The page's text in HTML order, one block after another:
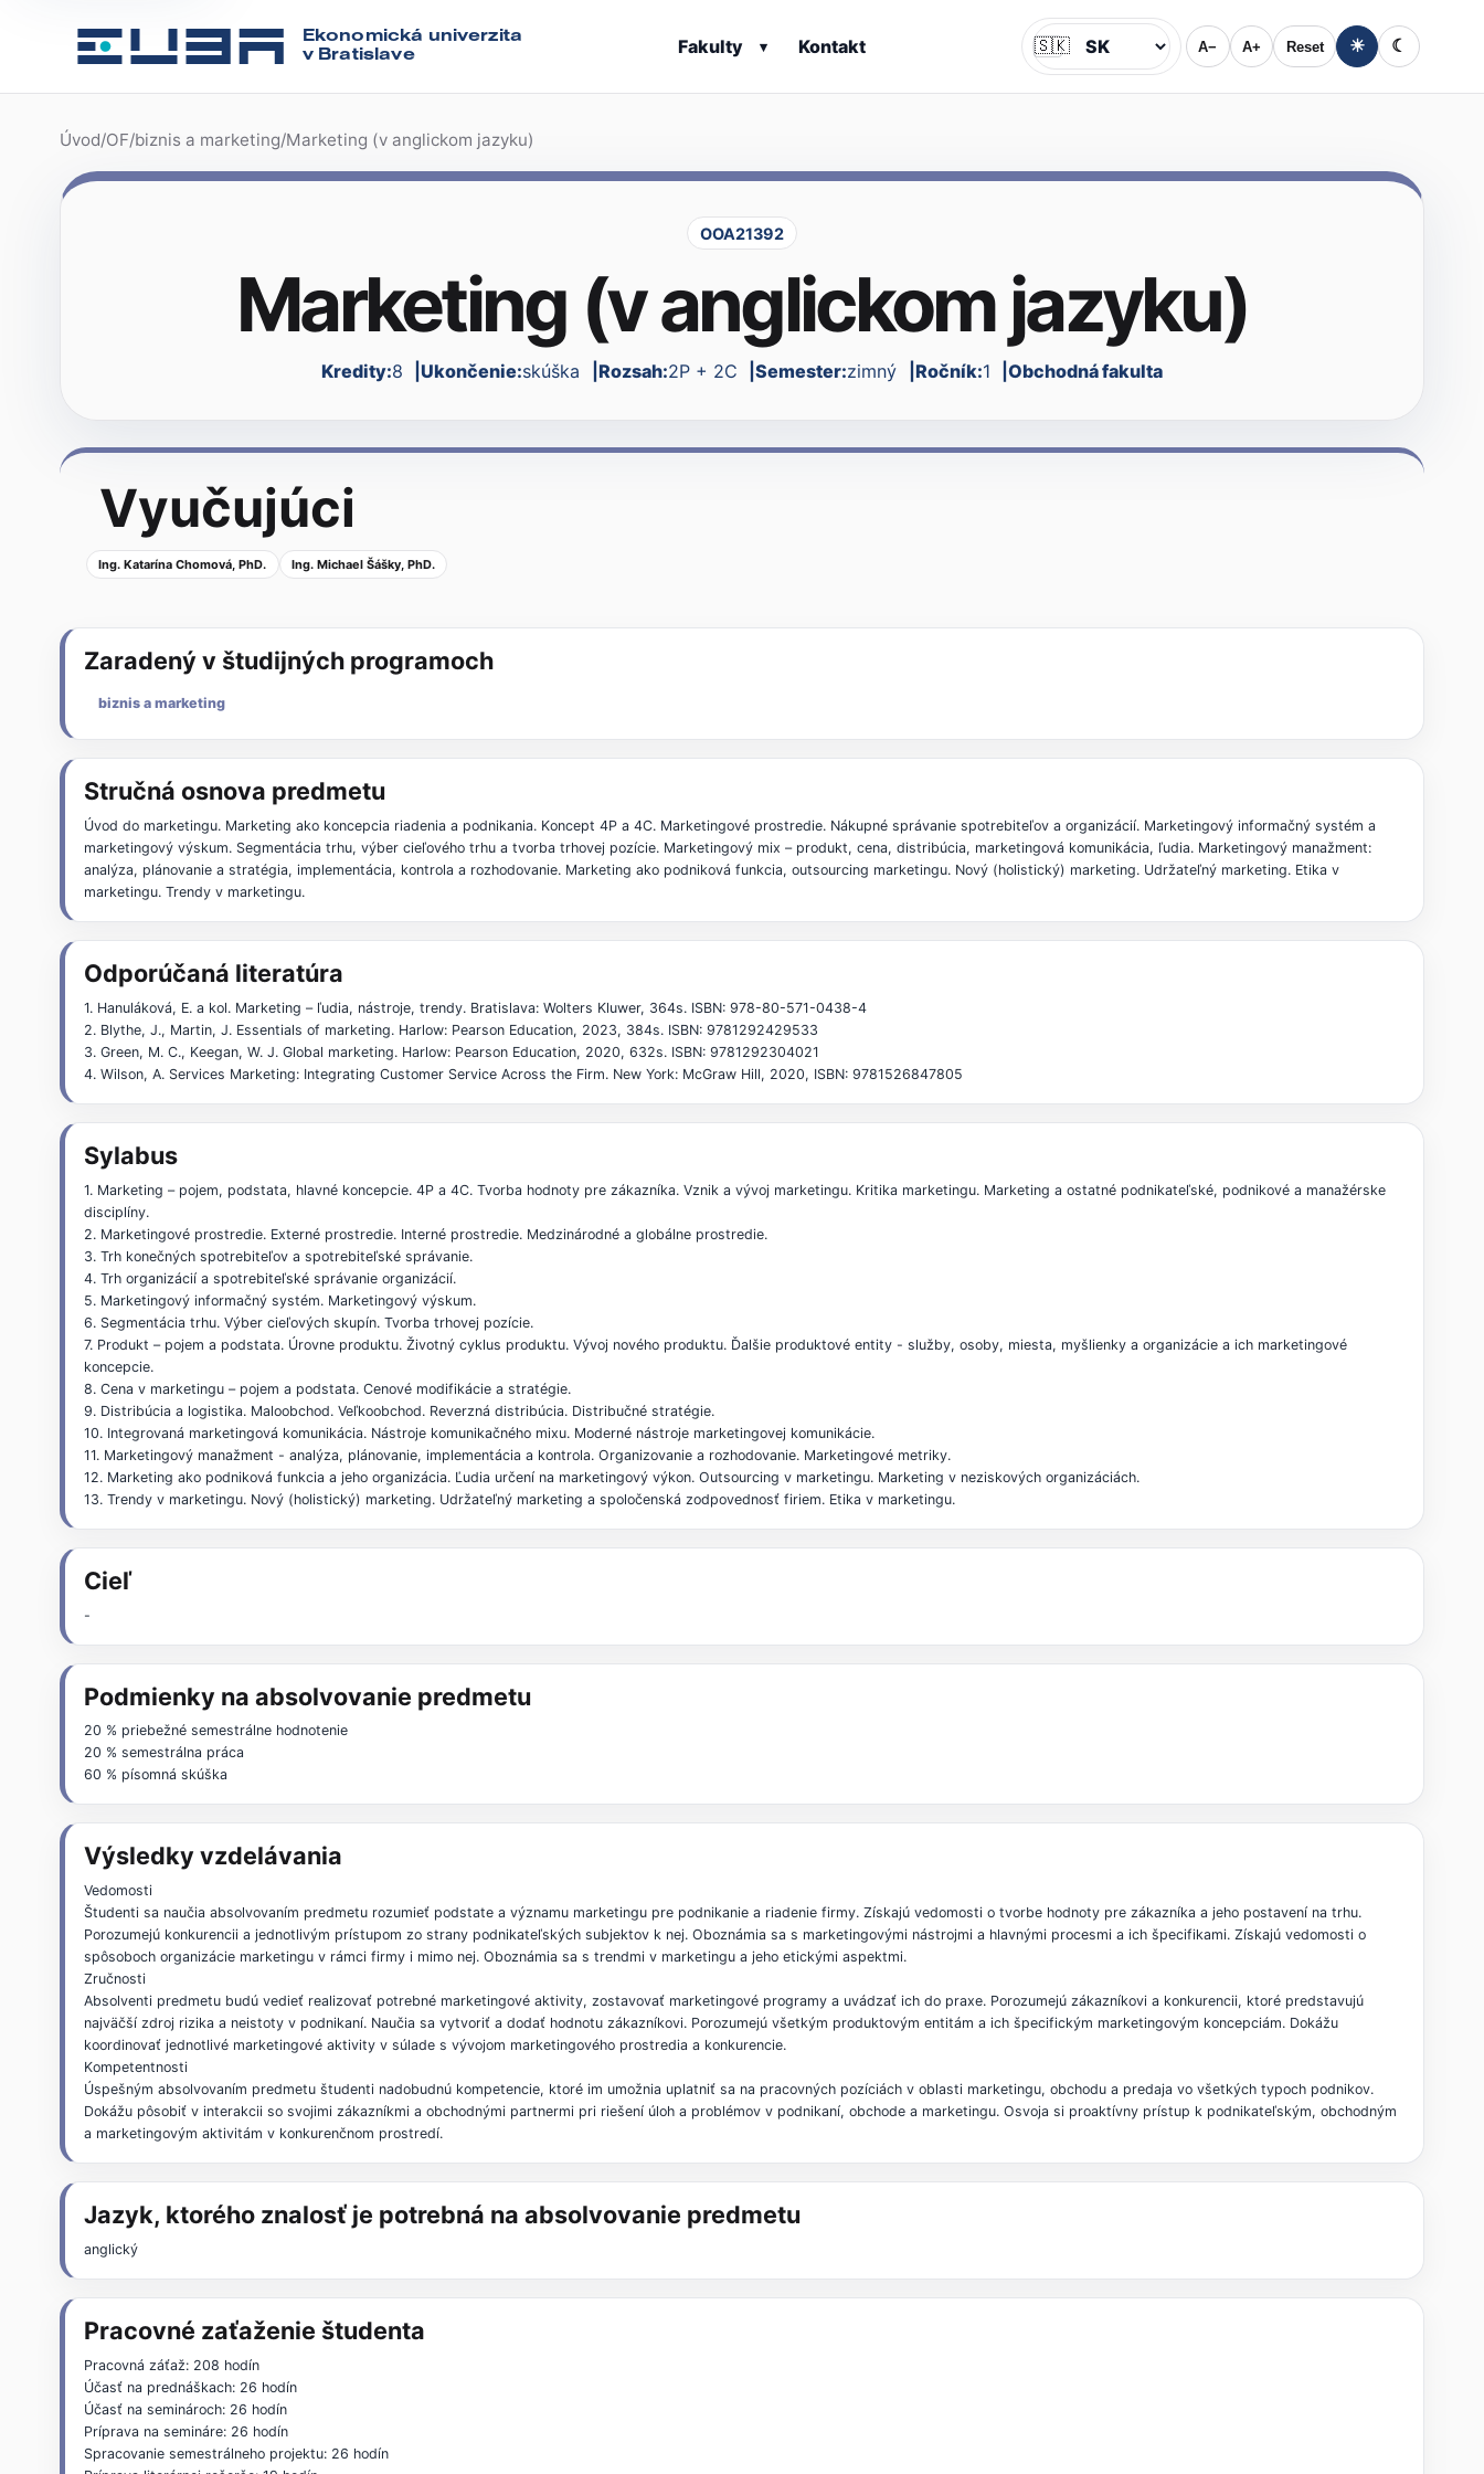
Ekonomická univerzita
v Bratislave
Fakulty ▾ Kontakt Jazyk
🇸🇰 A− A+ Reset ☀ ☾
Úvod/OF/biznis a marketing/Marketing (v anglickom jazyku)
OOA21392
Marketing (v anglickom jazyku)
Kredity:8 Ukončenie:skúška Rozsah:2P + 2C Semester:zimný Ročník:1 Obchodná fakulta
Vyučujúci
Ing. Katarína Chomová, PhD. Ing. Michael Šášky, PhD.
Zaradený v študijných programoch
biznis a marketing
Stručná osnova predmetu
Úvod do marketingu. Marketing ako koncepcia riadenia a podnikania. Koncept 4P a 4C. Marketingové prostredie. Nákupné správanie spotrebiteľov a organizácií. Marketingový informačný systém a
marketingový výskum. Segmentácia trhu, výber cieľového trhu a tvorba trhovej pozície. Marketingový mix – produkt, cena, distribúcia, marketingová komunikácia, ľudia. Marketingový manažment:
analýza, plánovanie a stratégia, implementácia, kontrola a rozhodovanie. Marketing ako podniková funkcia, outsourcing marketingu. Nový (holistický) marketing. Udržateľný marketing. Etika v
marketingu. Trendy v marketingu.
Odporúčaná literatúra
1. Hanuláková, E. a kol. Marketing – ľudia, nástroje, trendy. Bratislava: Wolters Kluwer, 364s. ISBN: 978-80-571-0438-4
2. Blythe, J., Martin, J. Essentials of marketing. Harlow: Pearson Education, 2023, 384s. ISBN: 9781292429533
3. Green, M. C., Keegan, W. J. Global marketing. Harlow: Pearson Education, 2020, 632s. ISBN: 9781292304021
4. Wilson, A. Services Marketing: Integrating Customer Service Across the Firm. New York: McGraw Hill, 2020, ISBN: 9781526847805
Sylabus
1. Marketing – pojem, podstata, hlavné koncepcie. 4P a 4C. Tvorba hodnoty pre zákazníka. Vznik a vývoj marketingu. Kritika marketingu. Marketing a ostatné podnikateľské, podnikové a manažérske
disciplíny.
2. Marketingové prostredie. Externé prostredie. Interné prostredie. Medzinárodné a globálne prostredie.
3. Trh konečných spotrebiteľov a spotrebiteľské správanie.
4. Trh organizácií a spotrebiteľské správanie organizácií.
5. Marketingový informačný systém. Marketingový výskum.
6. Segmentácia trhu. Výber cieľových skupín. Tvorba trhovej pozície.
7. Produkt – pojem a podstata. Úrovne produktu. Životný cyklus produktu. Vývoj nového produktu. Ďalšie produktové entity - služby, osoby, miesta, myšlienky a organizácie a ich marketingové
koncepcie.
8. Cena v marketingu – pojem a podstata. Cenové modifikácie a stratégie.
9. Distribúcia a logistika. Maloobchod. Veľkoobchod. Reverzná distribúcia. Distribučné stratégie.
10. Integrovaná marketingová komunikácia. Nástroje komunikačného mixu. Moderné nástroje marketingovej komunikácie.
11. Marketingový manažment - analýza, plánovanie, implementácia a kontrola. Organizovanie a rozhodovanie. Marketingové metriky.
12. Marketing ako podniková funkcia a jeho organizácia. Ľudia určení na marketingový výkon. Outsourcing v marketingu. Marketing v neziskových organizáciách.
13. Trendy v marketingu. Nový (holistický) marketing. Udržateľný marketing a spoločenská zodpovednosť firiem. Etika v marketingu.
Cieľ
-
Podmienky na absolvovanie predmetu
20 % priebežné semestrálne hodnotenie
20 % semestrálna práca
60 % písomná skúška
Výsledky vzdelávania
Vedomosti
Študenti sa naučia absolvovaním predmetu rozumieť podstate a významu marketingu pre podnikanie a riadenie firmy. Získajú vedomosti o tvorbe hodnoty pre zákazníka a jeho postavení na trhu.
Porozumejú konkurencii a jednotlivým prístupom zo strany podnikateľských subjektov k nej. Oboznámia sa s marketingovými nástrojmi a hlavnými procesmi a ich špecifikami. Získajú vedomosti o
spôsoboch organizácie marketingu v rámci firmy i mimo nej. Oboznámia sa s trendmi v marketingu a jeho etickými aspektmi.
Zručnosti
Absolventi predmetu budú vedieť realizovať potrebné marketingové aktivity, zostavovať marketingové programy a uvádzať ich do praxe. Porozumejú zákazníkovi a konkurencii, ktoré predstavujú
najväčší zdroj rizika a neistoty v podnikaní. Naučia sa vytvoriť a dodať hodnotu zákazníkovi. Porozumejú všetkým produktovým entitám a ich špecifickým marketingovým koncepciám. Dokážu
koordinovať jednotlivé marketingové aktivity v súlade s vývojom marketingového prostredia a konkurencie.
Kompetentnosti
Úspešným absolvovaním predmetu študenti nadobudnú kompetencie, ktoré im umožnia uplatniť sa na pracovných pozíciách v oblasti marketingu, obchodu a predaja vo všetkých typoch podnikov.
Dokážu pôsobiť v interakcii so svojimi zákazníkmi a obchodnými partnermi pri riešení úloh a problémov v podnikaní, obchode a marketingu. Osvoja si proaktívny prístup k podnikateľským, obchodným
a marketingovým aktivitám v konkurenčnom prostredí.
Jazyk, ktorého znalosť je potrebná na absolvovanie predmetu
anglický
Pracovné zaťaženie študenta
Pracovná záťaž: 208 hodín
Účasť na prednáškach: 26 hodín
Účasť na seminároch: 26 hodín
Príprava na semináre: 26 hodín
Spracovanie semestrálneho projektu: 26 hodín